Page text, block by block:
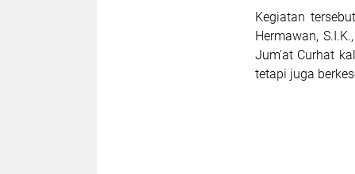
Kegiatan
Hermawan,
Jum'at Curhat
tetapi juga